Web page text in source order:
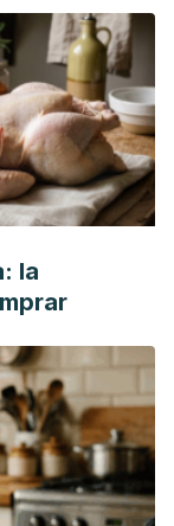
MS.
protects
and
2015
A, Ozsoy-Saçan
on pancreatic B
induced
10.
la